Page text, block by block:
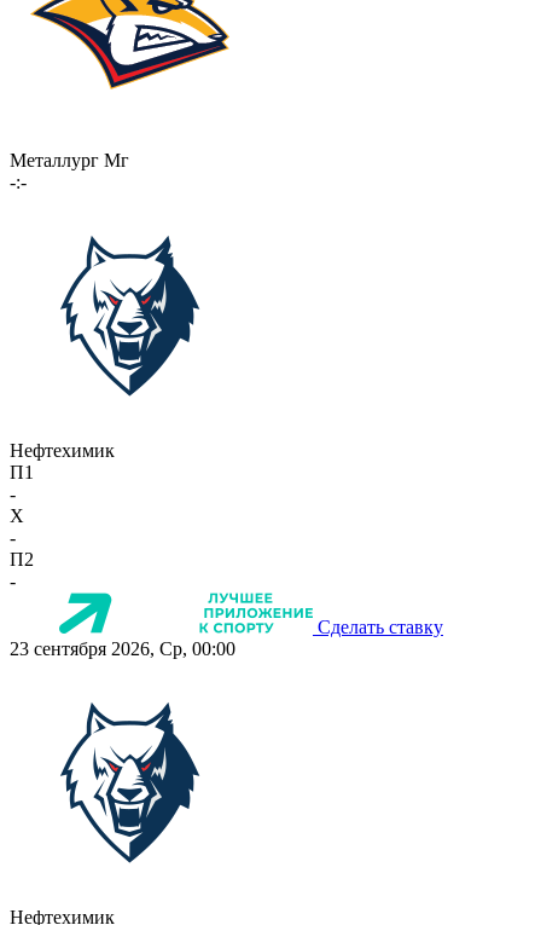
Металлург Мг
-:-
Нефтехимик
П1
-
X
-
П2
-
Сделать ставку
23 сентября 2026, Ср, 00:00
Нефтехимик